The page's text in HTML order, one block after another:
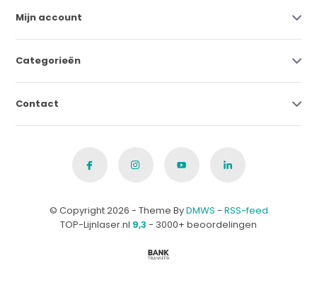
Mijn account
Categorieën
Contact
© Copyright 2026 - Theme ByDMWS - RSS-feed
TOP-Lijnlaser.nl 9,3 - 3000+ beoordelingen